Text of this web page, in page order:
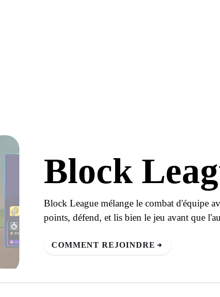
Block
Block League mélange le combat d'équipe
points, défend, et lis bien le jeu avant que
COMMENT REJOINDRE